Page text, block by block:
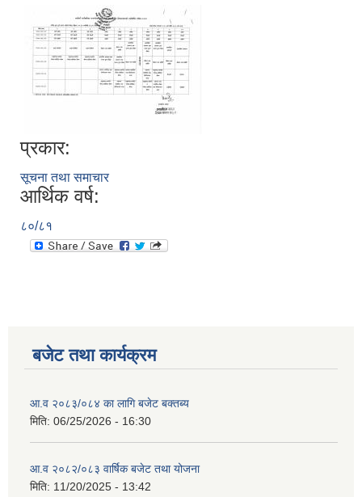
प्रकार:
सूचना तथा समाचार
आर्थिक वर्ष:
८०/८१
बजेट तथा कार्यक्रम
आ.व २०८३/०८४ का लागि बजेट बक्तब्य
मिति: 06/25/2026 - 16:30
आ.व २०८२/०८३ वार्षिक बजेट तथा योजना
मिति: 11/20/2025 - 13:42